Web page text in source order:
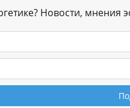
Новости,